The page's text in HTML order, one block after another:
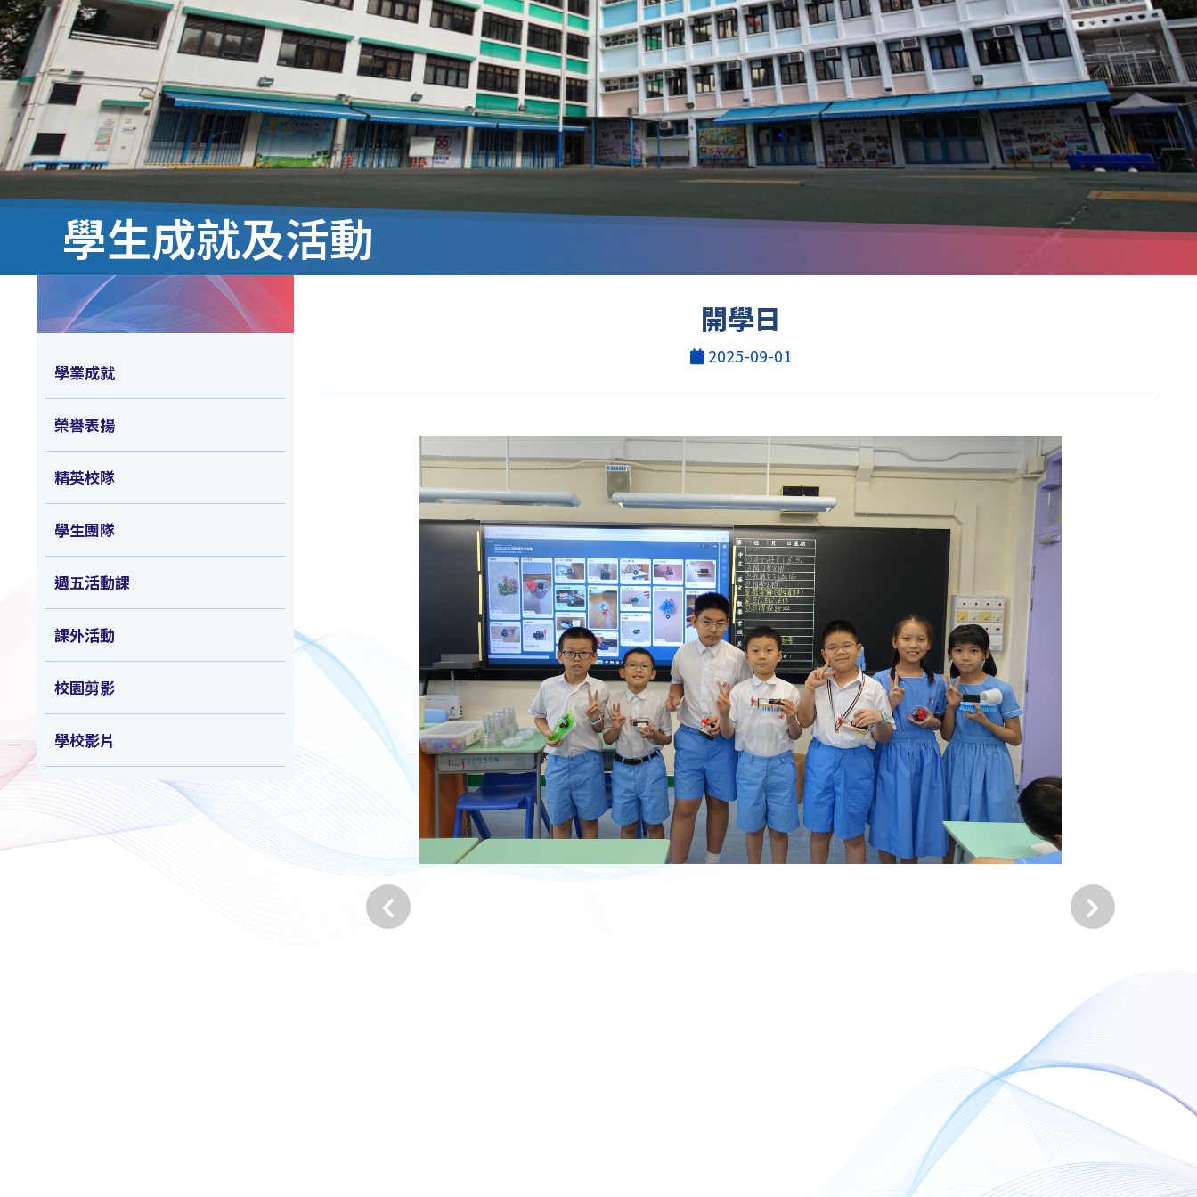
學生成就及活動
學業成就
榮譽表揚
精英校隊
學生團隊
週五活動課
課外活動
校園剪影
學校影片
開學日
2025-09-01